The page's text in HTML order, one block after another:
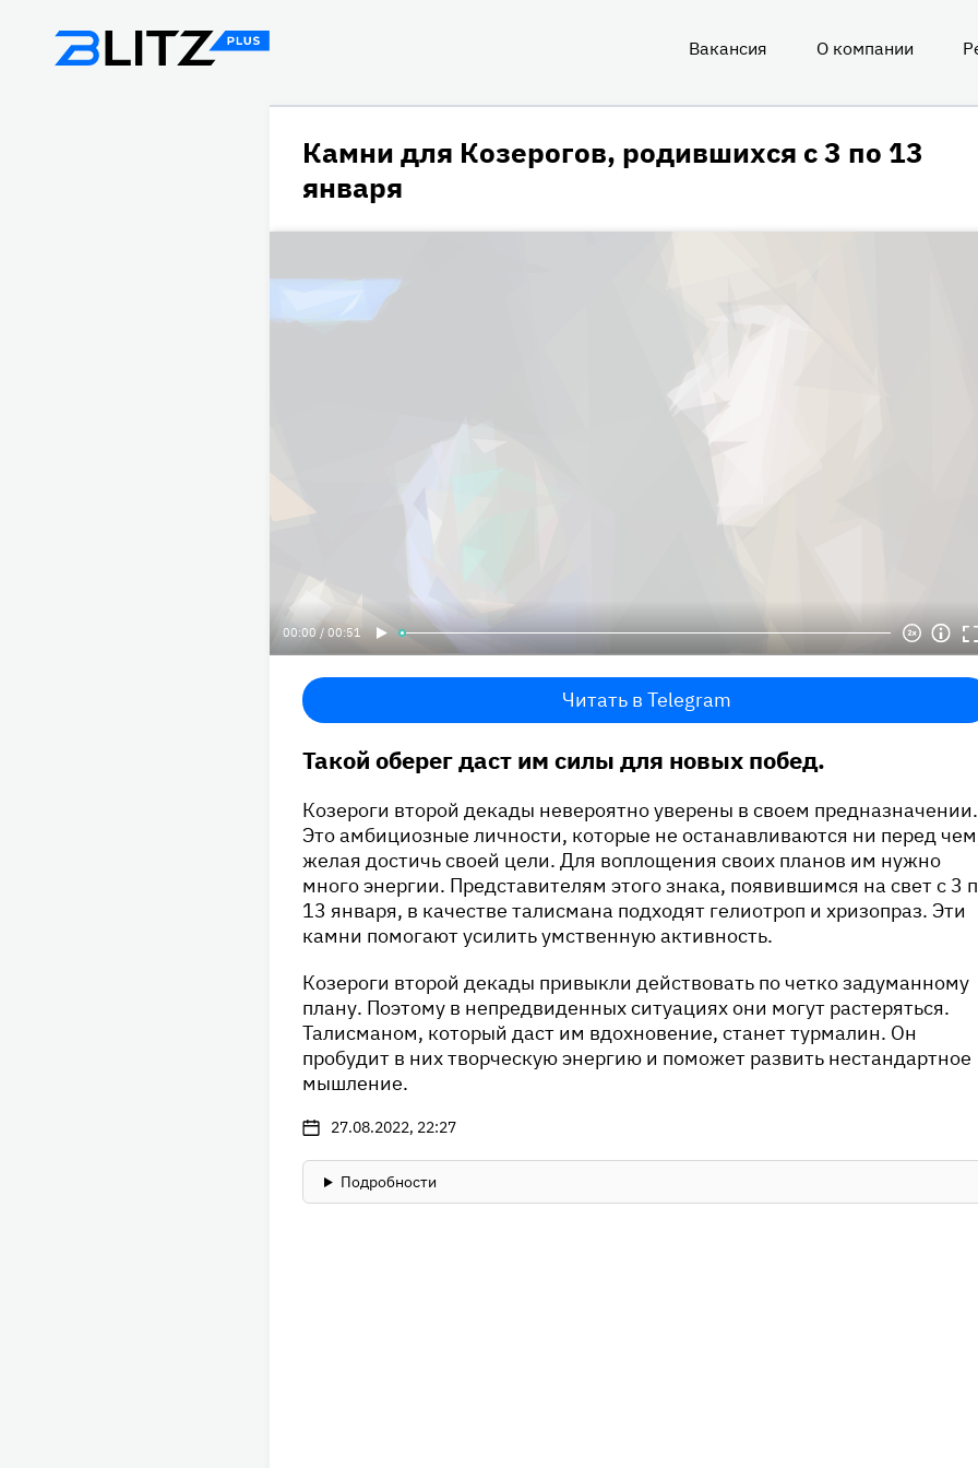
Вакансия О компании
Камни для Козерогов, родившихся с 3 по 13
января
00:00 / 00:51
Читать в Telegram
Такой оберег даст им силы для новых побед.
Козероги второй декады невероятно уверены в своем предназначении.
Это амбициозные личности, которые не останавливаются ни перед
желая достичь своей цели. Для воплощения своих планов им нужно
много энергии. Представителям этого знака, появившимся на свет с 3
13 января, в качестве талисмана подходят гелиотроп и хризопраз. Эти
камни помогают усилить умственную активность.
Козероги второй декады привыкли действовать по четко задуманному
плану. Поэтому в непредвиденных ситуациях они могут растеряться.
Талисманом, который даст им вдохновение, станет турмалин. Он
пробудит в них творческую энергию и поможет развить нестандартное
мышление.
27.08.2022, 22:27
Подробности